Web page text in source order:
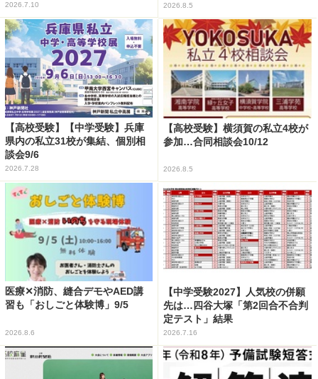
2026.7.10 2026.8.5
【高校受験】【中学受験】兵庫
県内の私立31校が集結、個別相
談会9/6
2026.7.28
【高校受験】横須賀の私立4校が
参加…合同相談会10/12
2026.8.5
医療✕消防、縫合デモやAED講
習も「おしごと体験博」9/5
2026.8.6
【中学受験2027】人気校の併願
先は…四谷大塚「第2回合不合判
定テスト」結果
2026.7.16